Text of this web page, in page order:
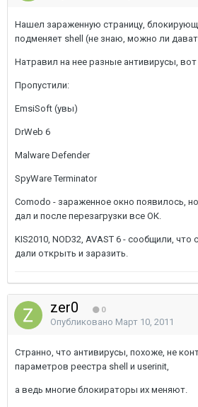
Нашел зараженную страницу,
подменяет shell (не знаю, можно ли
Натравил на нее разные антивирусы, вот
Пропустили:
EmsiSoft (увы)
DrWeb 6
Malware Defender
SpyWare Terminator
Comodo - зараженное окно появилось,
дал и после перезагрузки все ОК.
KIS2010, NOD32, AVAST 6 - сообщили, что
дали открыть и заразить.
zer0 0
Опубликовано Март 10, 2011
Странно, что антивирусы, похоже, не
параметров реестра shell и userinit,
а ведь многие блокираторы их меняют.